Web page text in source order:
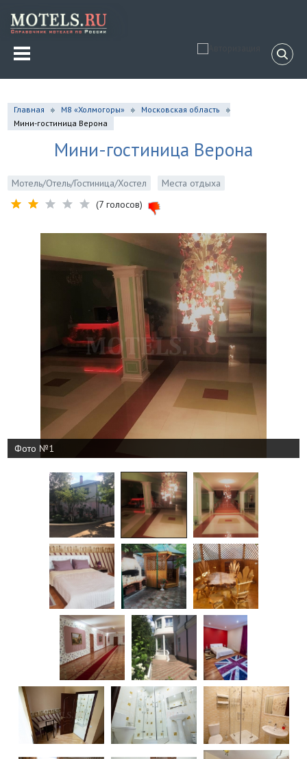
Главная М8 «Холмогоры»
Московская область
Мини-гостиница Верона
Мини-гостиница Верона
Мотель/Отель/Гостиница/Хостел
Места отдыха
(7 голосов)
Фото №1